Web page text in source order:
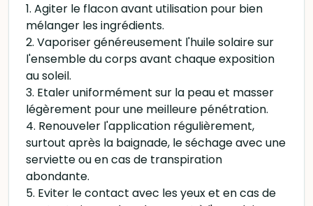
1. Agiter le flacon avant utilisation pour bien
mélanger les ingrédients.
2. Vaporiser généreusement l'huile solaire sur
l'ensemble du corps avant chaque exposition
au soleil.
3. Etaler uniformément sur la peau et masser
légèrement pour une meilleure pénétration.
4. Renouveler l'application régulièrement,
surtout après la baignade, le séchage avec une
serviette ou en cas de transpiration
abondante.
5. Eviter le contact avec les yeux et en cas de